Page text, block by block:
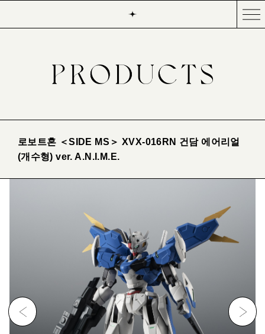
로보트혼 ＜SIDE MS＞ XVX-016RN 건담 에어리얼
(개수형) ver. A.N.I.M.E.